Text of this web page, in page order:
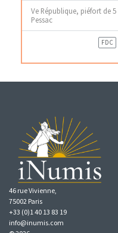
Ve République, piéfort de
Pessac
FDC
46 rue Vivienne,
75002 Paris
+33 (0)1 40 13 83 19
info@inumis.com